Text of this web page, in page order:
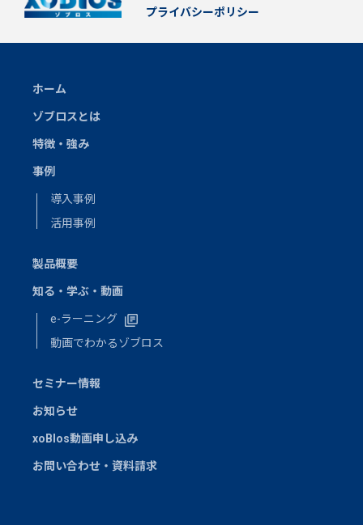
プライバシーポリシー
ホーム
ゾブロスとは
特徴・強み
事例
導入事例
活用事例
製品概要
知る・学ぶ・動画
e-ラーニング
動画でわかるゾブロス
セミナー情報
お知らせ
xoBlos動画申し込み
お問い合わせ・資料請求